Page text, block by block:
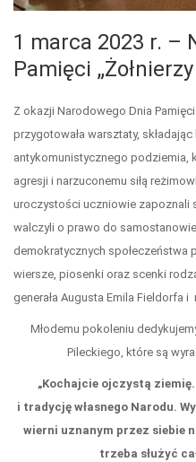
1 marca 2023 r. –
Pamięci
Z okazji Narodowego Dnia Pamięci
przygotowała warsztaty, składając
antykomunistycznego podziemia,
agresji i narzuconemu siłą
uroczystości uczniowie zapoznali
walczyli o prawo do
demokratycznych społeczeństwa
wiersze, piosenki oraz scenki
generała Augusta Emila Fieldorfa
Młodemu pokoleniu
Pileckiego, które są
„Kochajcie ojczystą
i tradycję własnego Narodu.
wierni uznanym przez siebie
trzeba służyć